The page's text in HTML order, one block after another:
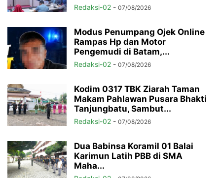
Redaksi-02 - 07/08/2026
Modus Penumpang Ojek Online
Rampas Hp dan Motor
Pengemudi di Batam,...
Redaksi-02 - 07/08/2026
Kodim 0317 TBK Ziarah Taman
Makam Pahlawan Pusara Bhakti
Tanjungbatu, Sambut...
Redaksi-02 - 07/08/2026
Dua Babinsa Koramil 01 Balai
Karimun Latih PBB di SMA
Maha...